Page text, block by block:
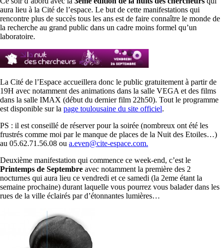
aura lieu à la Cité de l’espace. Le but de cette manifestations qui
rencontre plus de succès tous les ans est de faire connaître le monde de
la recherche au grand public dans un cadre moins formel qu’un
laboratoire.
La Cité de l’Espace accueillera donc le public gratuitement à partir de
19H avec notamment des animations dans la salle VEGA et des films
dans la salle IMAX (début du dernier film 22h50). Tout le programme
est disponible sur la page toulousaine du site officiel.
PS : il est conseillé de réserver pour la soirée (nombreux ont été les
frustrés comme moi par le manque de places de la Nuit des Etoiles…)
au 05.62.71.56.08 ou a.even@cite-espace.com.
Deuxième manifestation qui commence ce week-end, c’est le
Printemps de Septembre avec notamment la première des 2
nocturnes qui aura lieu ce vendredi et ce samedi (la 2eme étant la
semaine prochaine) durant laquelle vous pourrez vous balader dans les
rues de la ville éclairés par d’étonnantes lumières…